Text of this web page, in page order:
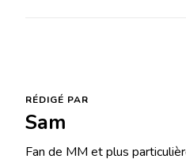
RÉDIGÉ PAR
Sam
Fan de MM et plus